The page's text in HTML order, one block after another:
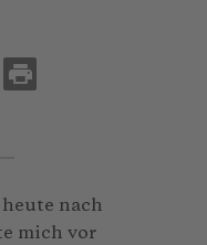
nach
mich vor